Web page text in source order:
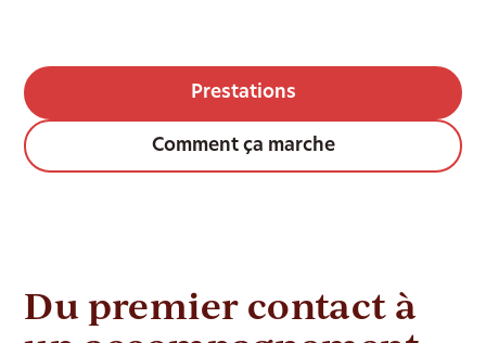
Prestations
Comment ça marche
Du premier contact à